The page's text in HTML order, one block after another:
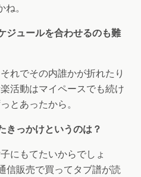
。
ュールを合わせるのも難
れでその内誰かが折れたり
活動はマイペースでも続け
とあったから。
っかけというのは？
にもてたいからでしょ
信販売で買ってタブ譜が読